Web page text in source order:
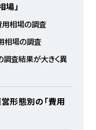
場」
用相場の調査
相場の調査
調査結果が大きく異
形態別の「費用